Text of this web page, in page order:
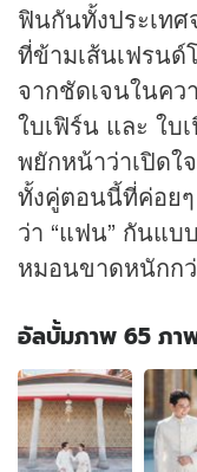
ฟินกันทั้งประเทศ
ที่ข้ามเส้นเฟรนด์
จากชัดเจนในคว
ใบเฟิร์น และ ใ
พยักหน้าว่าเปิด
ทั้งคู่ตอนนี้ที่ค่อย
ว่า “แฟน” กันแบ
หมอนขาดหนักก
อัลบั้มภาพ 65 ภา
อัลบั้ม
ภาพ
65
ภาพ